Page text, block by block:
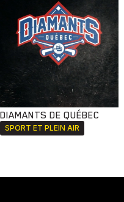
DIAMANTS DE QUÉBEC
SPORT ET PLEIN AIR